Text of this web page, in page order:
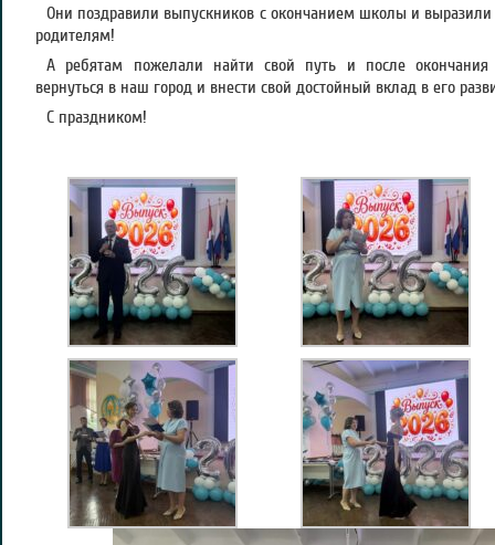
Они поздравили выпускников с окончанием школы и выразили
родителям!
А ребятам пожелали найти свой путь и после окончания
вернуться в наш город и внести свой достойный вклад в его
С праздником!